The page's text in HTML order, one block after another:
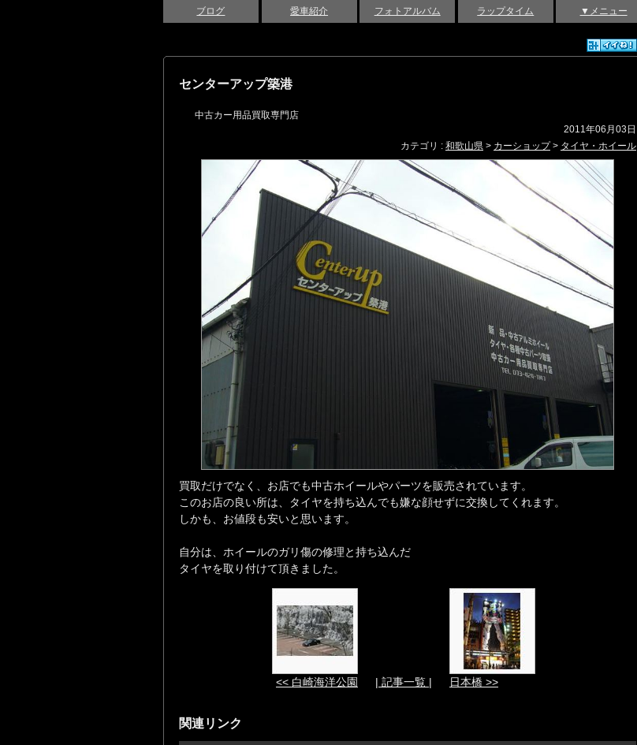
ブログ 愛車紹介 フォトアルバム ラップタイム ▼メニュー
センターアップ築港
中古カー用品買取専門店
2011年06月03日
カテゴリ : 和歌山県 > カーショップ> タイヤ・ホイール
買取だけでなく、お店でも中古ホイールやパーツを販売されています。
このお店の良い所は、タイヤを持ち込んでも嫌な顔せずに交換してくれます。
しかも、お値段も安いと思います。
自分は、ホイールのガリ傷の修理と持ち込んだ
タイヤを取り付けて頂きました。
<< 白崎海洋公園 | 記事一覧 | 日本橋 >>
関連リンク